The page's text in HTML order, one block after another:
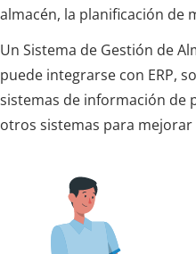
almacén, la planificación de
Un Sistema de Gestión de
puede integrarse con ERP,
sistemas de información
otros sistemas para mejorar